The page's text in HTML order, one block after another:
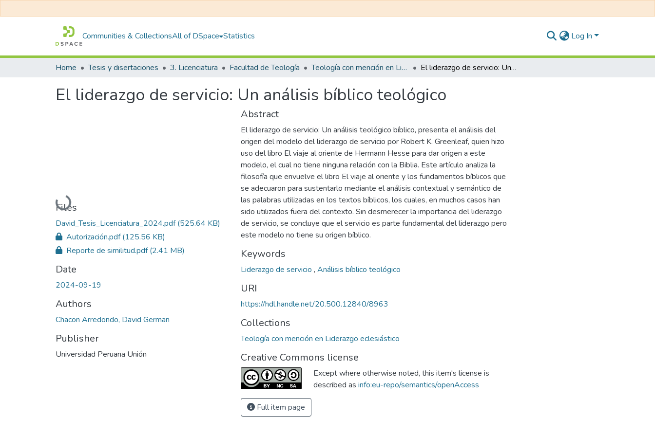
Communities & CollectionsAll of DSpace Statistics Log In
Home Tesis y disertaciones 3. Licenciatura Facultad de Teología Teología con mención en Liderazgo eclesiástico El liderazgo de servicio: Un análisis bíblico teológico
El liderazgo de servicio: Un análisis bíblico teológico
Loading...
Files
David_Tesis_Licenciatura_2024.pdf(525.64 KB)
Autorización.pdf(125.56 KB)
Reporte de similitud.pdf(2.41 MB)
Date
2024-09-19
Authors
Chacon Arredondo, David German
Publisher
Universidad Peruana Unión
Abstract
El liderazgo de servicio: Un análisis teológico bíblico, presenta el análisis del
origen del modelo del liderazgo de servicio por Robert K. Greenleaf, quien hizo
uso del libro El viaje al oriente de Hermann Hesse para dar origen a este
modelo, el cual no tiene ninguna relación con la Biblia. Este artículo analiza la
filosofía que envuelve el libro El viaje al oriente y los fundamentos bíblicos que
se adecuaron para sustentarlo mediante el análisis contextual y semántico de
las palabras utilizadas en los textos bíblicos, los cuales, en muchos casos han
sido utilizados fuera del contexto. Sin desmerecer la importancia del liderazgo
de servicio, se concluye que el servicio es parte fundamental del liderazgo pero
este modelo no tiene su origen bíblico.
Keywords
Liderazgo de servicio , Análisis bíblico teológico
URI
https://hdl.handle.net/20.500.12840/8963
Collections
Teología con mención en Liderazgo eclesiástico
Creative Commons license
Except where otherwise noted, this item's license is
described as info:eu-repo/semantics/openAccess
Full item page